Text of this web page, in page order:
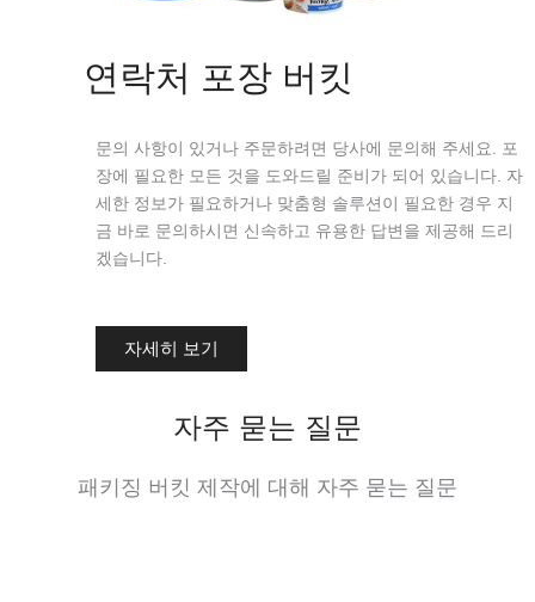
연락처 포장 버킷
문의 사항이 있거나 주문하려면 당사에 문의해 주세요. 포
장에 필요한 모든 것을 도와드릴 준비가 되어 있습니다. 자
세한 정보가 필요하거나 맞춤형 솔루션이 필요한 경우 지
금 바로 문의하시면 신속하고 유용한 답변을 제공해 드리
겠습니다.
자세히 보기
자주 묻는 질문
패키징 버킷 제작에 대해 자주 묻는 질문